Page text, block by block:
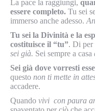
La pace la raggiungi,
essere completo. Tu sei
immerso anche adesso.
Tu sei la Divinità e la
costituisce il “tu”. Di per
sei già. Sei sempre a casa
Sei già dove vorresti
questo non ti mette in
accadere.
Quando vivi con paura